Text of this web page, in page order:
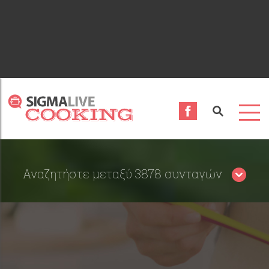
Αναζητήστε μεταξύ 3878 συνταγών
Περιορίστε τα αποτελέσματα αναζήτησης επιλέγοντας